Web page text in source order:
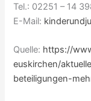
Tel.: 02251 – 14
E-Mail:
Quelle: https://
euskirchen/
beteiligungen-